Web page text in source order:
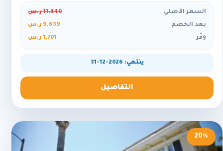
السعر الأصلي
11,340 ر.س
بعد الخصم
9,639 ر.س
وفّر
1,701 ر.س
ينتهي: 2026-12-31
التفاصيل
20%